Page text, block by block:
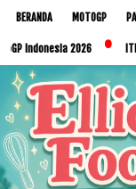
BERANDA MOTOGP
2026 ITDC Perkuat